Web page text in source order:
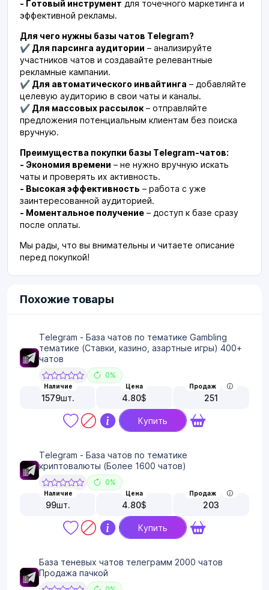
- Готовый инструмент для точечного маркетинга и
эффективной рекламы.
Для чего нужны базы чатов Telegram?
✔ Для парсинга аудитории – анализируйте
участников чатов и создавайте релевантные
рекламные кампании.
✔ Для автоматического инвайтинга – добавляйте
целевую аудиторию в свои чаты и каналы.
✔ Для массовых рассылок – отправляйте
предложения потенциальным клиентам без поиска
вручную.
Преимущества покупки базы Telegram-чатов:
- Экономия времени – не нужно вручную искать
чаты и проверять их активность.
- Высокая эффективность – работа с уже
заинтересованной аудиторией.
- Моментальное получение – доступ к базе сразу
после оплаты.
Мы рады, что вы внимательны и читаете описание
перед покупкой!
Похожие товары
Telegram - База чатов по тематике Gambling
тематике (Ставки, казино, азартные игры) 400+
чатов
0%
Наличие
1579шт.
Цена
4.80$
Продаж
251
Купить
Telegram - База чатов по тематике
криптовалюты (Более 1600 чатов)
0%
Наличие
99шт.
Цена
4.80$
Продаж
203
Купить
База теневых чатов телеграмм 2000 чатов
Продажа пачкой